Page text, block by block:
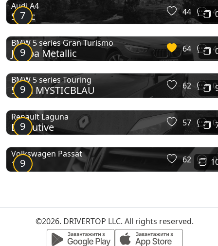
7
Audi A4
Sonic 44 4
9
BMW 5 series Gran Turismo
Jatoba Metallic 64 4
9
BMW 5 series Touring
535d MYSTICBLAU 62 0
9
Renault Laguna
Executive 57 0
9
Volkswagen Passat
1.8T 62 0
©2026. DRIVERTOP LLC. All rights reserved.